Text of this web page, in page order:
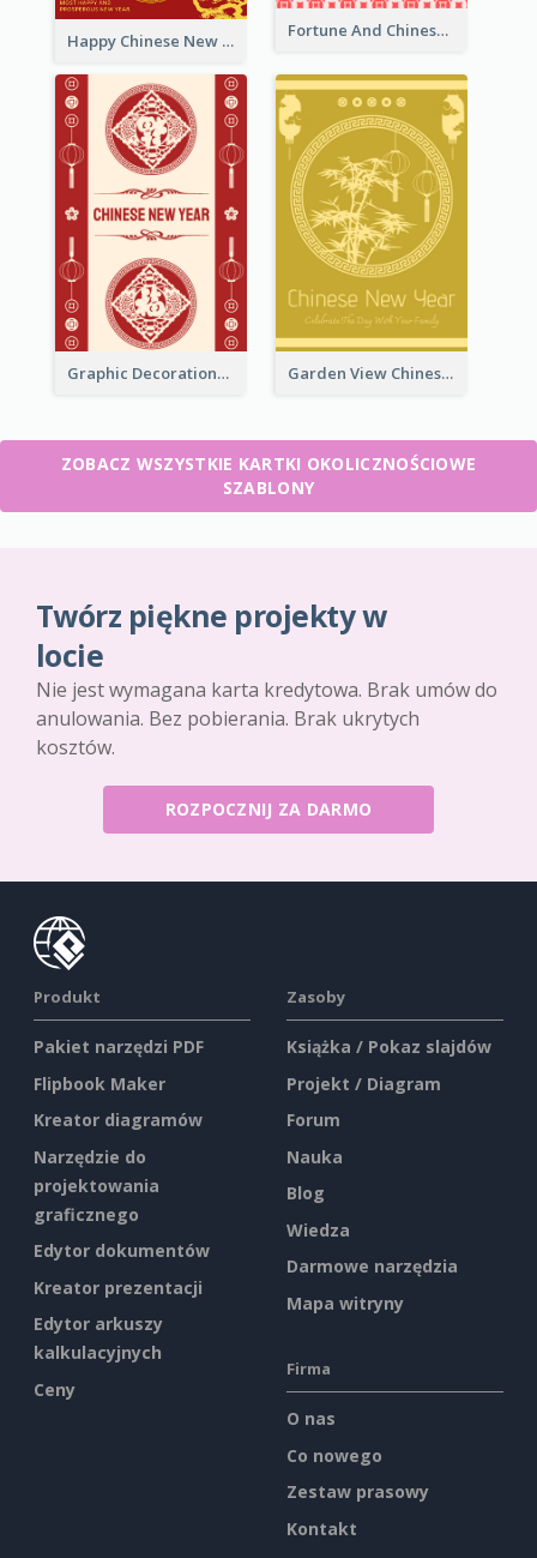
Fortune And Chinese New Year Greeting Card
Happy Chinese New Year Greeting Card With Circle illustrations
Graphic Decorations Chinese New Year Greeting Card Garden View Chinese New Year Greeting Card
ZOBACZ WSZYSTKIE KARTKI OKOLICZNOŚCIOWE
SZABLONY
Twórz piękne projekty w
locie
Nie jest wymagana karta kredytowa. Brak umów do
anulowania. Bez pobierania. Brak ukrytych
kosztów.
ROZPOCZNIJ ZA DARMO
Produkt
Pakiet narzędzi PDF
Flipbook Maker
Kreator diagramów
Narzędzie do
projektowania
graficznego
Edytor dokumentów
Kreator prezentacji
Edytor arkuszy
kalkulacyjnych
Ceny
Zasoby
Książka / Pokaz slajdów
Projekt / Diagram
Forum
Nauka
Blog
Wiedza
Darmowe narzędzia
Mapa witryny
Firma
O nas
Co nowego
Zestaw prasowy
Kontakt